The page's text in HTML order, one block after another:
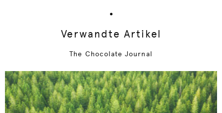
Verwandte Artikel
The Chocolate Journal